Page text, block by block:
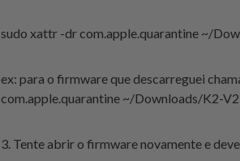
sudo xattr -dr com.apple.quarantine ~/
ex: para o firmware que descarreguei
com.apple.quarantine ~/Downloads/K2-
3. Tente abrir o firmware novamente e